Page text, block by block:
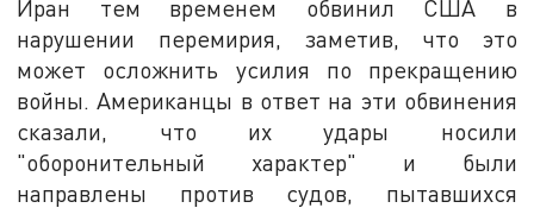
Иран тем временем обвинил США в
нарушении перемирия, заметив, что это
может осложнить усилия по прекращению
войны. Американцы в ответ на эти обвинения
сказали, что их удары носили
"оборонительный характер" и были
направлены против судов, пытавшихся